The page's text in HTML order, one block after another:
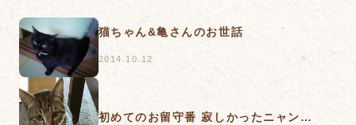
猫ちゃん&亀さんのお世話
2014.10.12
初めてのお留守番 寂しかったニャン…